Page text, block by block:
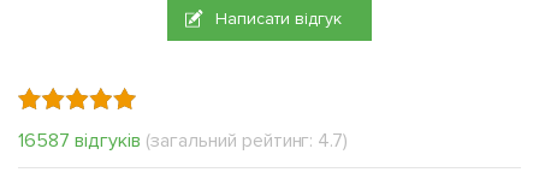
Написати відгук
16587 відгуків (загальний рейтинг: 4.7)